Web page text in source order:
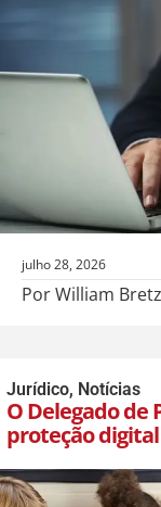
julho 28, 2026
Por William Bretz
Jurídico, Notícias
O Delegado de
proteção